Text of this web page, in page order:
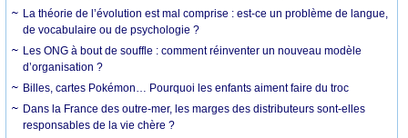
La théorie de l’évolution est mal comprise : est-ce un problème de langue,
de vocabulaire ou de psychologie ?
Les ONG à bout de souffle : comment réinventer un nouveau modèle
d’organisation ?
Billes, cartes Pokémon… Pourquoi les enfants aiment faire du troc
Dans la France des outre-mer, les marges des distributeurs sont-elles
responsables de la vie chère ?